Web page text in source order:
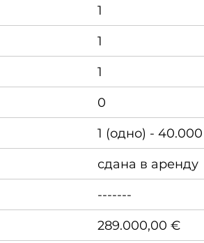
1
1
1
0
1 (одно) -
сдана в аренду
-------
289.000,00 €